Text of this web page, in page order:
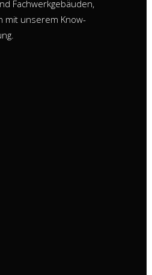
Fachwerkgebäuden,
mit unserem Know-